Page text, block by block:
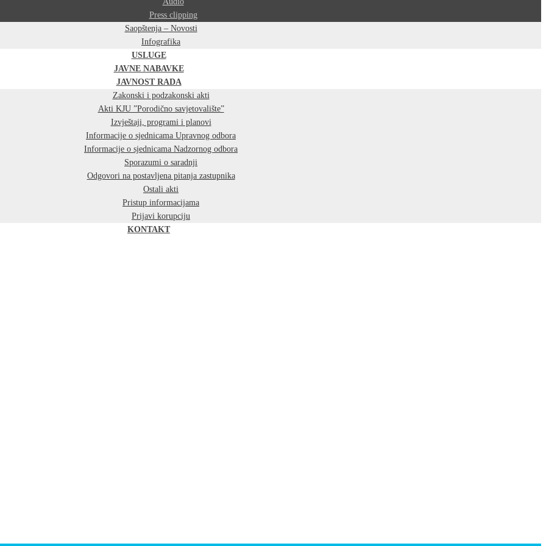
Press clipping
Saopštenja – Novosti
Infografika
USLUGE
JAVNE NABAVKE
JAVNOST RADA
Zakonski i podzakonski akti
Akti KJU ”Porodično savjetovalište”
Izvještaji, programi i planovi
Informacije o sjednicama Upravnog odbora
Informacije o sjednicama Nadzornog odbora
Sporazumi o saradnji
Odgovori na postavljena pitanja zastupnika
Ostali akti
Pristup informacijama
Prijavi korupciju
KONTAKT